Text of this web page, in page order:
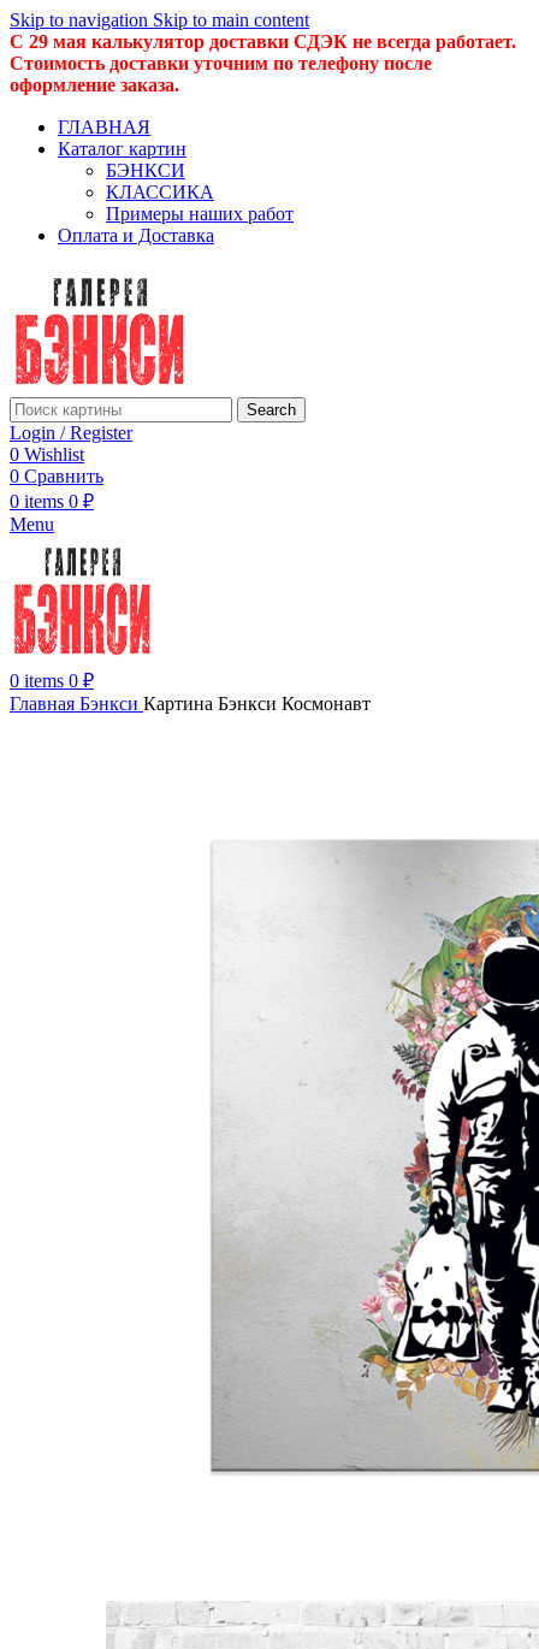
Skip to navigation Skip to main content
С 29 мая калькулятор доставки СДЭК не всегда работает.
Стоимость доставки уточним по телефону после
оформление заказа.
ГЛАВНАЯ
Каталог картин
БЭНКСИ
КЛАССИКА
Примеры наших работ
Оплата и Доставка
Search
Login / Register
0 Wishlist
0 Сравнить
0 items 0 ₽
Menu
0 items 0 ₽
Главная Бэнкси Картина Бэнкси Космонавт